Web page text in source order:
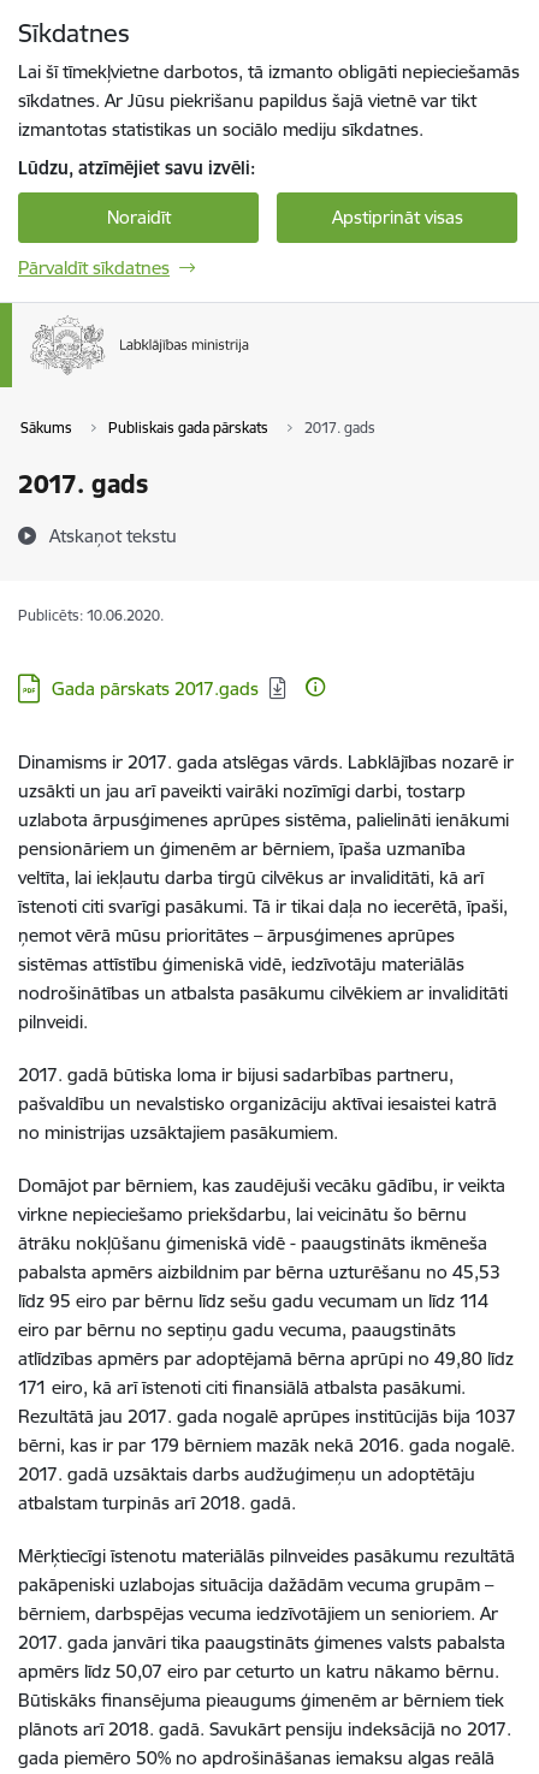
Sīkdatnes
Lai šī tīmekļvietne darbotos, tā izmanto obligāti nepieciešamās
sīkdatnes. Ar Jūsu piekrišanu papildus šajā vietnē var tikt
izmantotas statistikas un sociālo mediju sīkdatnes.
Lūdzu, atzīmējiet savu izvēli:
Noraidīt Apstiprināt visas
Pārvaldīt sīkdatnes
Sākums Publiskais gada pārskats 2017. gads
2017. gads
Atskaņot tekstu
Publicēts: 10.06.2020.
Lejupielādēt:
Gada pārskats 2017.gads
Dinamisms ir 2017. gada atslēgas vārds. Labklājības nozarē ir
uzsākti un jau arī paveikti vairāki nozīmīgi darbi, tostarp
uzlabota ārpusģimenes aprūpes sistēma, palielināti ienākumi
pensionāriem un ģimenēm ar bērniem, īpaša uzmanība
veltīta, lai iekļautu darba tirgū cilvēkus ar invaliditāti, kā arī
īstenoti citi svarīgi pasākumi. Tā ir tikai daļa no iecerētā, īpaši,
ņemot vērā mūsu prioritātes – ārpusģimenes aprūpes
sistēmas attīstību ģimeniskā vidē, iedzīvotāju materiālās
nodrošinātības un atbalsta pasākumu cilvēkiem ar invaliditāti
pilnveidi.
2017. gadā būtiska loma ir bijusi sadarbības partneru,
pašvaldību un nevalstisko organizāciju aktīvai iesaistei katrā
no ministrijas uzsāktajiem pasākumiem.
Domājot par bērniem, kas zaudējuši vecāku gādību, ir veikta
virkne nepieciešamo priekšdarbu, lai veicinātu šo bērnu
ātrāku nokļūšanu ģimeniskā vidē - paaugstināts ikmēneša
pabalsta apmērs aizbildnim par bērna uzturēšanu no 45,53
līdz 95 eiro par bērnu līdz sešu gadu vecumam un līdz 114
eiro par bērnu no septiņu gadu vecuma, paaugstināts
atlīdzības apmērs par adoptējamā bērna aprūpi no 49,80 līdz
171 eiro, kā arī īstenoti citi finansiālā atbalsta pasākumi.
Rezultātā jau 2017. gada nogalē aprūpes institūcijās bija 1037
bērni, kas ir par 179 bērniem mazāk nekā 2016. gada nogalē.
2017. gadā uzsāktais darbs audžuģimeņu un adoptētāju
atbalstam turpinās arī 2018. gadā.
Mērķtiecīgi īstenotu materiālās pilnveides pasākumu rezultātā
pakāpeniski uzlabojas situācija dažādām vecuma grupām –
bērniem, darbspējas vecuma iedzīvotājiem un senioriem. Ar
2017. gada janvāri tika paaugstināts ģimenes valsts pabalsta
apmērs līdz 50,07 eiro par ceturto un katru nākamo bērnu.
Būtiskāks finansējuma pieaugums ģimenēm ar bērniem tiek
plānots arī 2018. gadā. Savukārt pensiju indeksācijā no 2017.
gada piemēro 50% no apdrošināšanas iemaksu algas reālā